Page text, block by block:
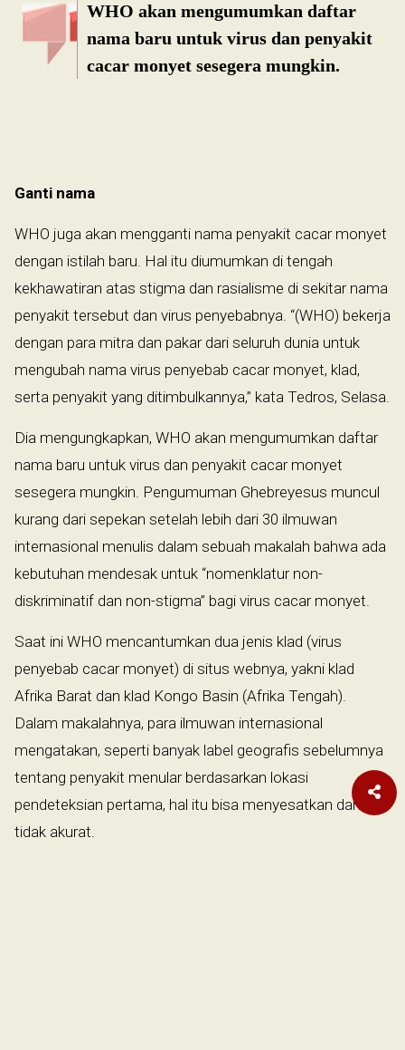
WHO akan mengumumkan daftar
nama baru untuk virus dan penyakit
cacar monyet sesegera mungkin.
Ganti nama
WHO juga akan mengganti nama penyakit cacar monyet
dengan istilah baru. Hal itu diumumkan di tengah
kekhawatiran atas stigma dan rasialisme di sekitar nama
penyakit tersebut dan virus penyebabnya. “(WHO) bekerja
dengan para mitra dan pakar dari seluruh dunia untuk
mengubah nama virus penyebab cacar monyet, klad,
serta penyakit yang ditimbulkannya,” kata Tedros, Selasa.
Dia mengungkapkan, WHO akan mengumumkan daftar
nama baru untuk virus dan penyakit cacar monyet
sesegera mungkin. Pengumuman Ghebreyesus muncul
kurang dari sepekan setelah lebih dari 30 ilmuwan
internasional menulis dalam sebuah makalah bahwa ada
kebutuhan mendesak untuk “nomenklatur non-
diskriminatif dan non-stigma” bagi virus cacar monyet.
Saat ini WHO mencantumkan dua jenis klad (virus
penyebab cacar monyet) di situs webnya, yakni klad
Afrika Barat dan klad Kongo Basin (Afrika Tengah).
Dalam makalahnya, para ilmuwan internasional
mengatakan, seperti banyak label geografis sebelumnya
tentang penyakit menular berdasarkan lokasi
pendeteksian pertama, hal itu bisa menyesatkan dan
tidak akurat.